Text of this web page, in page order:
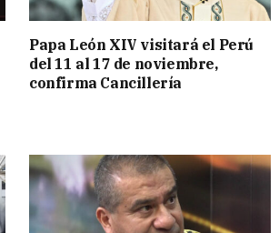
Papa León XIV visitará el Perú
del 11 al 17 de noviembre,
confirma Cancillería